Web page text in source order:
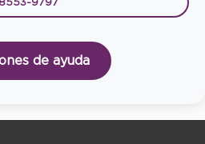
de ayuda